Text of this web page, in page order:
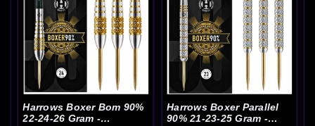
Harrows Boxer Bom 90%
22-24-26 Gram -
Harrows Boxer Parallel
90% 21-23-25 Gram -